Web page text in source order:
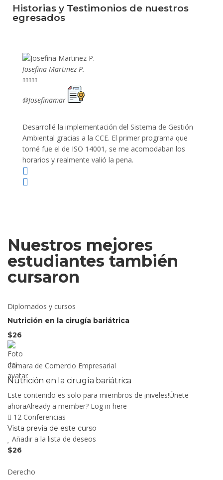
Historias y Testimonios de nuestros
egresados
Josefina Martinez P.

@Josefinamar
Desarrollé la implementación del Sistema de Gestión
Ambiental gracias a la CCE. El primer programa que
tomé fue el de ISO 14001, se me acomodaban los
horarios y realmente valió la pena.
Nuestros mejores
estudiantes también
cursaron
Diplomados y cursos
Nutrición en la cirugía bariátrica
$26
Cámara de Comercio Empresarial
Nutrición en la cirugía bariátrica
Este contenido es solo para miembros de ¡niveles!Únete
ahoraAlready a member? Log in here
12 Conferencias
Vista previa de este curso
Añadir a la lista de deseos
$26
Derecho